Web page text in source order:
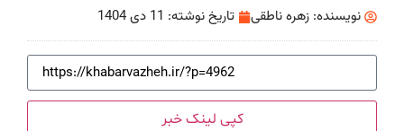
نویسنده: زهره ناطقی تاریخ نوشته: 11 دی 1404
کپی لینک خبر